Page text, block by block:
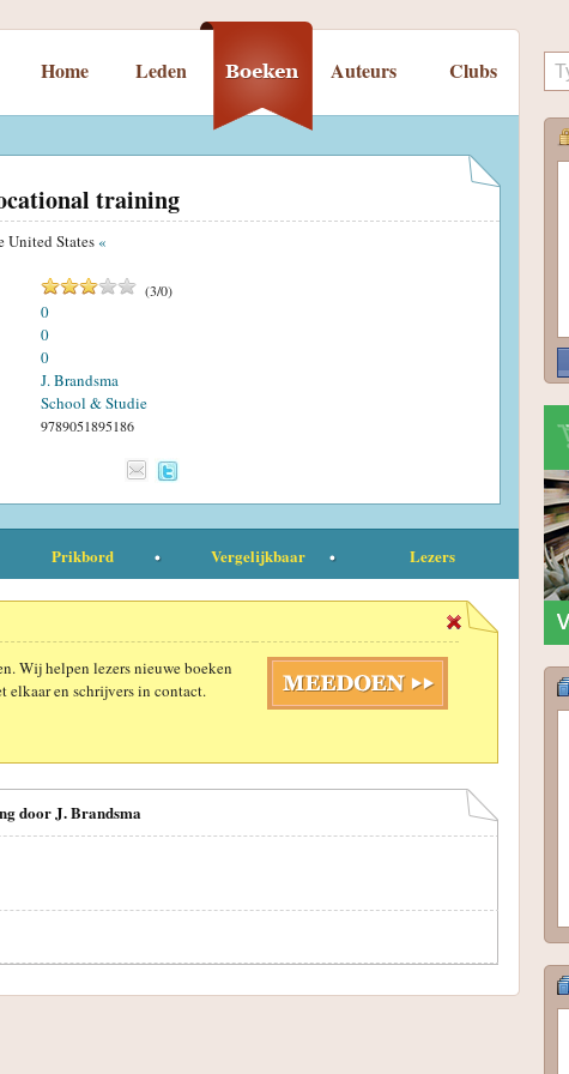
Home Leden Auteurs Clubs
training
United States «
(3/0)
0
0
0
J. Brandsma
School & Studie
9789051895186
Prikbord Vergelijkbaar Lezers
Wij helpen lezers nieuwe boeken
elkaar en schrijvers in contact.
door J. Brandsma